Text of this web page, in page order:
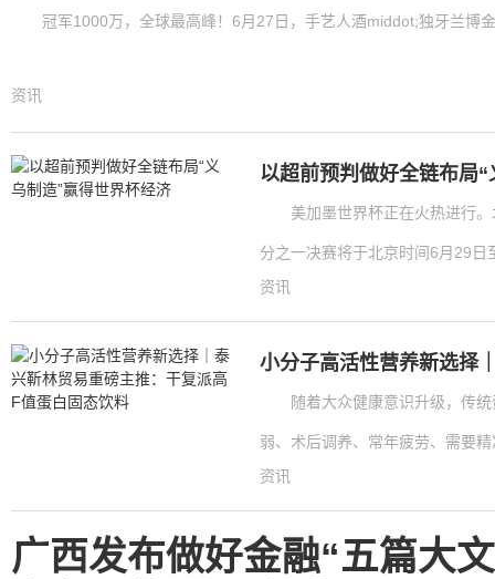
冠军1000万，全球最高峰！6月27日，手艺人酒middot;独牙兰博
资讯
以超前预判做好全链布局
美加墨世界杯正在火热进行
分之一决赛将于北京时间6月29日
资讯
小分子高活性营养新选择
随着大众健康意识升级，传
弱、术后调养、常年疲劳、需要
资讯
广西发布做好金融“五篇大